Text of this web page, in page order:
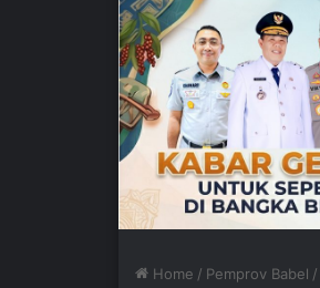
Home / Pemprov Babel /